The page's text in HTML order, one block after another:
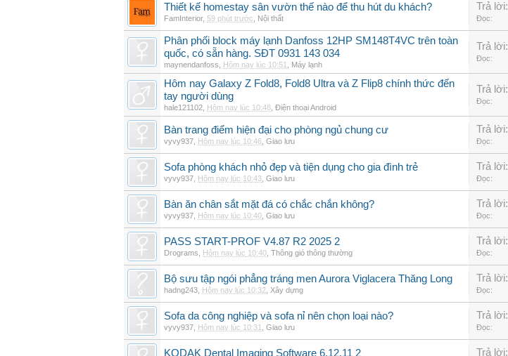
Thiết kế homestay sân vườn thế nào để thu hút du khách?
FamInterior, 59 phút trước Nội thất
Trả lời:
Đọc:
Phân phối block máy lạnh Danfoss 12HP SM148T4VC trên toàn
quốc, có sẵn hàng. SĐT 0931 143 034
maynendanfoss Hôm nay lúc 10:51 Máy lạnh
Trả lời:
Đọc:
Hôm nay Galaxy Z Fold8, Fold8 Ultra và Z Flip8 chính thức đến
tay người dùng
hale121102 Hôm nay lúc 10:48 Điện thoại Android
Trả lời:
Đọc:
Bàn trang điểm hiện đại cho phòng ngủ chung cư
vyvy937 Hôm nay lúc 10:46 Giao lưu
Trả lời:
Đọc:
Sofa phòng khách nhỏ đẹp và tiện dụng cho gia đình trẻ
vyvy937 Hôm nay lúc 10:43 Giao lưu
Trả lời:
Đọc:
Bàn ăn chân sắt mặt đá có chắc chắn không?
vyvy937 Hôm nay lúc 10:40 Giao lưu
Trả lời:
Đọc:
PASS START-PROF V4.87 R2 2025 2
Drograms Hôm nay lúc 10:40 Thông gió thông thường
Trả lời:
Đọc:
Bộ sưu tập ngói phẳng tráng men Aurora Viglacera Thăng Long
hadng243 Hôm nay lúc 10:32 Xây dựng
Trả lời:
Đọc:
Sofa da công nghiệp và sofa nỉ nên chọn loại nào?
vyvy937 Hôm nay lúc 10:31 Giao lưu
Trả lời:
Đọc:
KODAK Dental Imaging Software 6.12.11 2 Trả lời: